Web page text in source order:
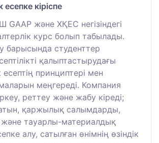
есепке кіріспе
GAAP және ХҚЕС негізіндегі
курс болып табылады.
барысында студенттер
қалыптастырудағы
есептің принциптері мен
меңгереді. Компания
реттеу және жабу кіреді;
қаржылық салымдарды,
тауарлы-материалдық
алу, сатылған өнімнің өзіндік